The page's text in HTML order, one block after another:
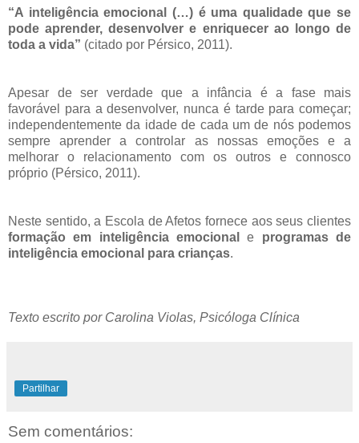
“A inteligência emocional (…) é uma qualidade que se
pode aprender, desenvolver e enriquecer ao longo de
toda a vida” (citado por Pérsico, 2011).
Apesar de ser verdade que a infância é a fase mais
favorável para a desenvolver, nunca é tarde para começar;
independentemente da idade de cada um de nós podemos
sempre aprender a controlar as nossas emoções e a
melhorar o relacionamento com os outros e connosco
próprio (Pérsico, 2011).
Neste sentido, a Escola de Afetos fornece aos seus clientes
formação em inteligência emocional
e programas de
inteligência emocional para crianças.
Texto escrito por Carolina Violas, Psicóloga Clínica
Partilhar
Sem comentários: